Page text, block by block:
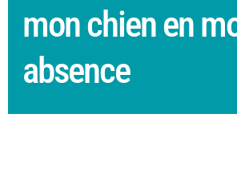
mon chien en
absence